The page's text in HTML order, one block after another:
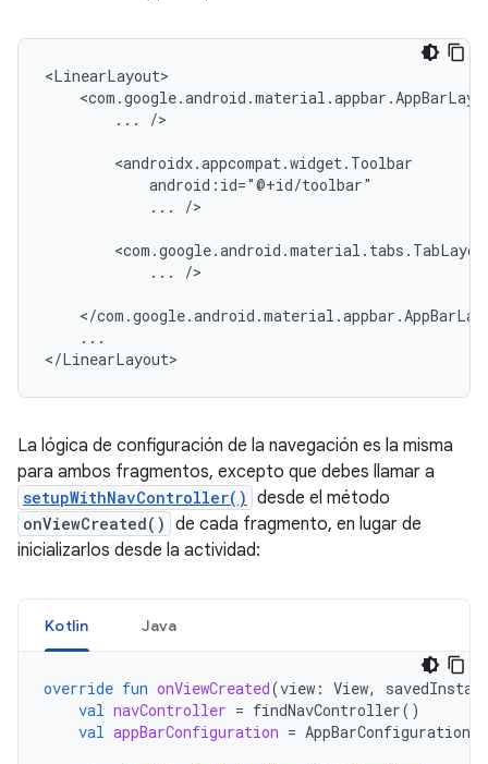
... />
...
/>
... />
...
La lógica de configuración de la navegación es la misma
para ambos fragmentos, excepto que debes llamar a
setupWithNavController() desde el método
onViewCreated() de cada fragmento, en lugar de
inicializarlos desde la actividad:
Kotlin Java
override fun onViewCreated(view : View,
val navController = findNavController()
val appBarConfiguration = AppBarConfiguration